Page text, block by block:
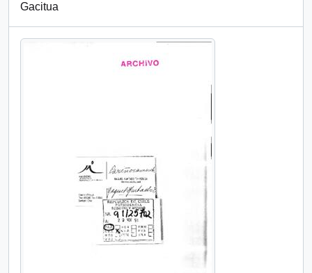
Gacitua